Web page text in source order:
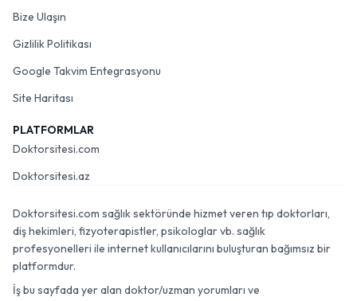
Bize Ulaşın
Gizlilik Politikası
Google Takvim Entegrasyonu
Site Haritası
PLATFORMLAR
Doktorsitesi.com
Doktorsitesi.az
Doktorsitesi.com sağlık sektöründe hizmet veren tıp doktorları,
diş hekimleri, fizyoterapistler, psikologlar vb. sağlık
profesyonelleri ile internet kullanıcılarını buluşturan bağımsız bir
platformdur.
İş bu sayfada yer alan doktor/uzman yorumları ve